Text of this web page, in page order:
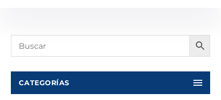
CATEGORÍAS